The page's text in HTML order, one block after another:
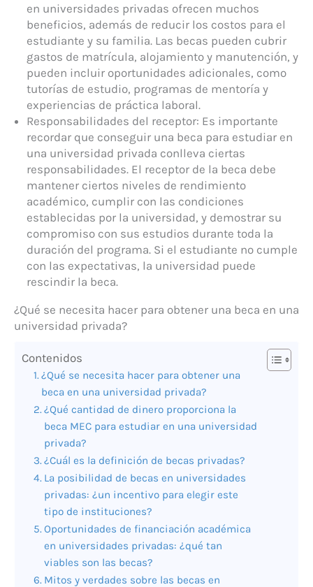
en universidades privadas ofrecen muchos
beneficios, además de reducir los costos para el
estudiante y su familia. Las becas pueden cubrir
gastos de matrícula, alojamiento y manutención, y
pueden incluir oportunidades adicionales, como
tutorías de estudio, programas de mentoría y
experiencias de práctica laboral.
Responsabilidades del receptor: Es importante
recordar que conseguir una beca para estudiar en
una universidad privada conlleva ciertas
responsabilidades. El receptor de la beca debe
mantener ciertos niveles de rendimiento
académico, cumplir con las condiciones
establecidas por la universidad, y demostrar su
compromiso con sus estudios durante toda la
duración del programa. Si el estudiante no cumple
con las expectativas, la universidad puede
rescindir la beca.
¿Qué se necesita hacer para obtener una beca en una
universidad privada?
Contenidos
¿Qué se necesita hacer para obtener una
beca en una universidad privada?
¿Qué cantidad de dinero proporciona la
beca MEC para estudiar en una universidad
privada?
¿Cuál es la definición de becas privadas?
La posibilidad de becas en universidades
privadas: ¿un incentivo para elegir este
tipo de instituciones?
Oportunidades de financiación académica
en universidades privadas: ¿qué tan
viables son las becas?
Mitos y verdades sobre las becas en